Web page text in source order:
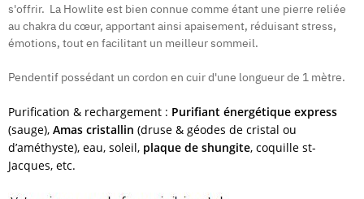
s'offrir. La Howlite est bien connue comme étant une pierre reliée
au chakra du cœur, apportant ainsi apaisement, réduisant stress,
émotions, tout en facilitant un meilleur sommeil.
Pendentif possédant un cordon en cuir d'une longueur de 1 mètre.
Purification & rechargement : Purifiant énergétique express
(sauge), Amas cristallin (druse & géodes de cristal ou
d’améthyste), eau, soleil, plaque de shungite, coquille st-
Jacques, etc.